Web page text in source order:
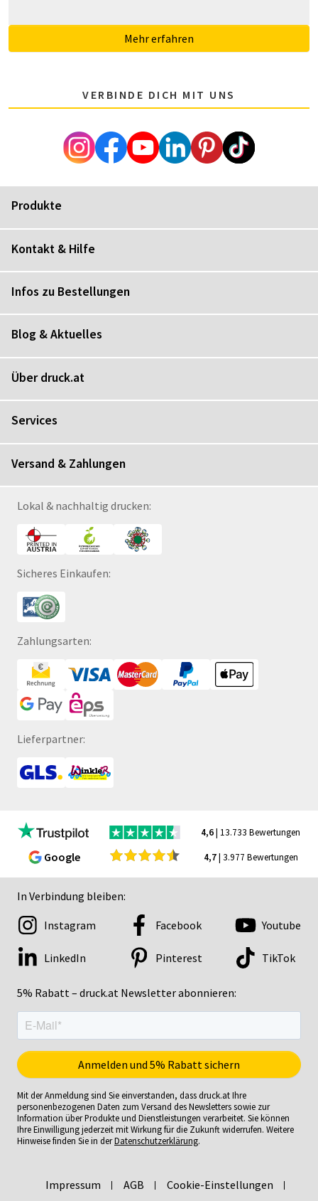
Mehr erfahren
VERBINDE DICH MIT UNS
Produkte
Kontakt & Hilfe
Infos zu Bestellungen
Blog & Aktuelles
Über druck.at
Services
Versand & Zahlungen
Lokal & nachhaltig drucken:
Sicheres Einkaufen:
Zahlungsarten:
Lieferpartner:
4,6| 13.733 Bewertungen
Google 4,7| 3.977 Bewertungen
In Verbindung bleiben:
5% Rabatt – druck.at Newsletter abonnieren:
Instagram Facebook Youtube
LinkedIn Pinterest TikTok
Mit der Anmeldung sind Sie einverstanden, dass druck.at Ihre
personenbezogenen Daten zum Versand des Newsletters sowie zur
Information über Produkte und Dienstleistungen verarbeitet. Sie können
Ihre Einwilligung jederzeit mit Wirkung für die Zukunft widerrufen. Weitere
Hinweise finden Sie in derDatenschutzerklärung.
Impressum AGB
Cookie-Einstellungen